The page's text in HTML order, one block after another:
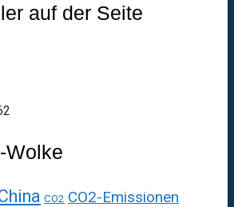
auf der Seite
Wolke
CO2 CO2-Emissionen